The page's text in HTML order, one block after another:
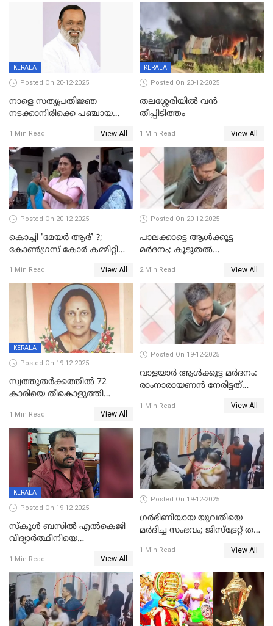
KERALA
Posted On 20-12-2025
നാളെ സത്യപ്രതിജ്ഞ
നടക്കാനിരിക്കെ പഞ്ചായത്ത്
1 Min Read View All
KERALA
Posted On 20-12-2025
തലശ്ശേരിയിൽ വൻ
തീപ്പിടിത്തം
1 Min Read View All
Posted On 20-12-2025
കൊച്ചി 'മേയർ ആര്' ?;
കോണ്‍ഗ്രസ് കോര്‍ കമ്മിറ്റി
1 Min Read View All
Posted On 20-12-2025
പാലക്കാട്ടെ ആള്‍ക്കൂട്ട
മര്‍ദനം; കൂടുതല്‍
അംഗ സംഘമെന്ന് വിവരം
2 Min Read View All
KERALA
Posted On 19-12-2025
സ്വത്തുതര്‍ക്കത്തില്‍ 72
കാരിയെ തീകൊളുത്തി
ക്രൂരകൊലപാതകത്തില്‍
സഹോദരിപുത്രന് ജീവപര്യന്തം
1 Min Read View All
Posted On 19-12-2025
വാളയാർ ആൾക്കൂട്ട മർദനം:
രാംനാരായണൻ നേരിട്ടത്
നാൽപ്പതിലേറെ
റിപ്പോർട്ട്
1 Min Read View All
KERALA
Posted On 19-12-2025
സ്കൂൾ ബസിൽ എൽകെജി
വിദ്യാര്‍ത്ഥിനിയെ
ക്ലീനര്‍ പിടിയിൽ
1 Min Read View All
Posted On 19-12-2025
ഗര്‍ഭിണിയായ യുവതിയെ
മര്‍ദിച്ച സംഭവം; ജിസ്‌ട്രേറ്റ് തല
യുവതി
1 Min Read View All